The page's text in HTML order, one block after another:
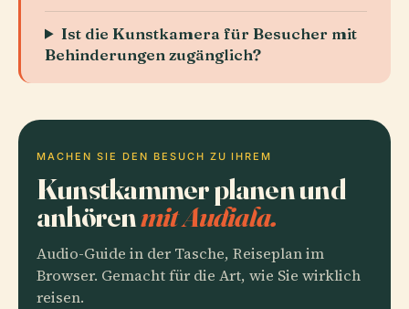
Ist die Kunstkamera für Besucher mit
Behinderungen zugänglich?
MACHEN SIE DEN BESUCH ZU IHREM
Kunstkammer planen und
anhörenmit Audiala.
Audio-Guide in der Tasche, Reiseplan im
Browser. Gemacht für die Art, wie Sie wirklich
reisen.